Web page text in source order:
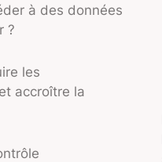
à des données
?
les
accroître la